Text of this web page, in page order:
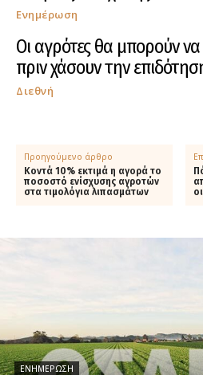
Ενημέρωση
Οι αγρότες θα μπορούν
πριν χάσουν την
Διεθνή
Προηγούμενο άρθρο
Κοντά 10% εκτιμά η αγορά το
ποσοστό ενίσχυσης αγροτών
στα τιμολόγια λιπασμάτων
ΕΝΗΜΈΡΩΣΗ